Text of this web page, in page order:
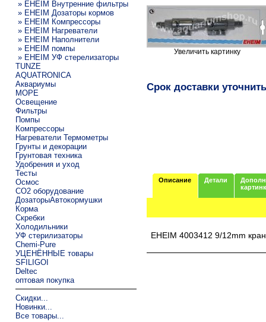
» EHEIM Внутренние фильтры
» EHEIM Дозаторы кормов
» EHEIM Компрессоры
» EHEIM Нагреватели
» EHEIM Наполнители
» EHEIM помпы
» EHEIM УФ стерелизаторы
TUNZE
AQUATRONICA
Аквариумы
МОРЕ
Освещение
Фильтры
Помпы
Компрессоры
Нагреватели Термометры
Грунты и декорации
Грунтовая техника
Удобрения и уход
Тесты
Осмос
CO2 оборудование
ДозаторыАвтокормушки
Корма
Скребки
Холодильники
УФ стерилизаторы
Chemi-Pure
УЦЕНЁННЫЕ товары
SFILIGOI
Deltec
оптовая покупка
Скидки...
Новинки...
Все товары...
Увеличить картинку
Срок доставки уточнить
Описание Детали
EHEIM 4003412 9/12mm